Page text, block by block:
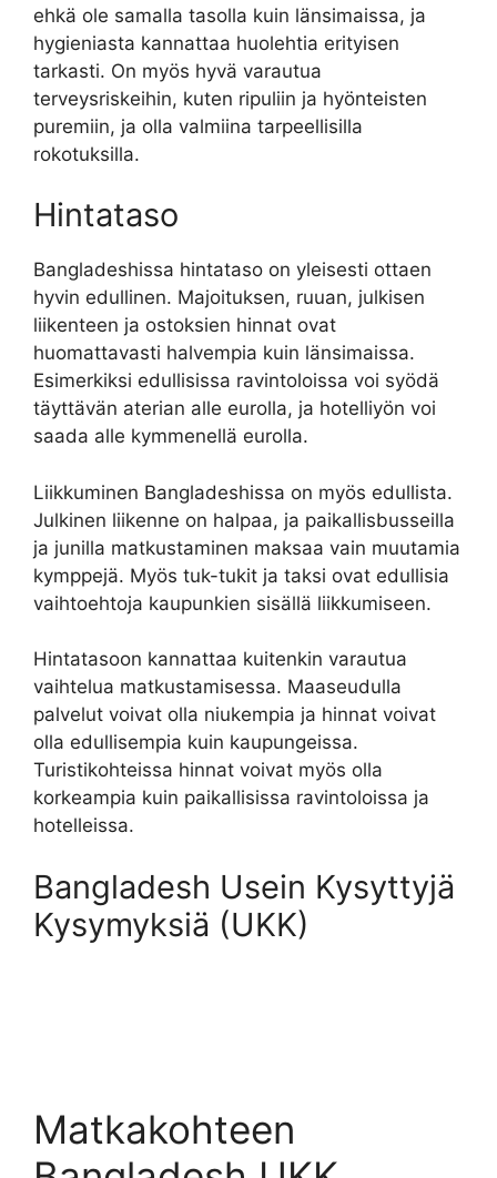
ehkä ole samalla tasolla kuin länsimaissa, ja
hygieniasta kannattaa huolehtia erityisen
tarkasti. On myös hyvä varautua
terveysriskeihin, kuten ripuliin ja hyönteisten
puremiin, ja olla valmiina tarpeellisilla
rokotuksilla.
Hintataso
Bangladeshissa hintataso on yleisesti ottaen
hyvin edullinen. Majoituksen, ruuan, julkisen
liikenteen ja ostoksien hinnat ovat
huomattavasti halvempia kuin länsimaissa.
Esimerkiksi edullisissa ravintoloissa voi syödä
täyttävän aterian alle eurolla, ja hotelliyön voi
saada alle kymmenellä eurolla.
Liikkuminen Bangladeshissa on myös edullista.
Julkinen liikenne on halpaa, ja paikallisbusseilla
ja junilla matkustaminen maksaa vain muutamia
kymppejä. Myös tuk-tukit ja taksi ovat edullisia
vaihtoehtoja kaupunkien sisällä liikkumiseen.
Hintatasoon kannattaa kuitenkin varautua
vaihtelua matkustamisessa. Maaseudulla
palvelut voivat olla niukempia ja hinnat voivat
olla edullisempia kuin kaupungeissa.
Turistikohteissa hinnat voivat myös olla
korkeampia kuin paikallisissa ravintoloissa ja
hotelleissa.
Bangladesh Usein Kysyttyjä
Kysymyksiä (UKK)
Matkakohteen